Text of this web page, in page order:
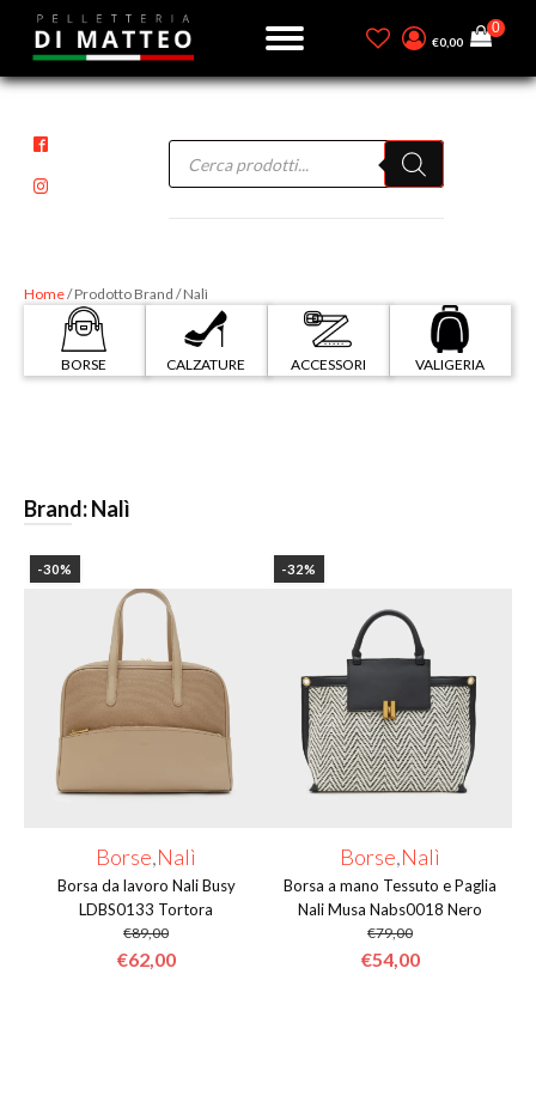
€0,00
Products
search
Home/ Prodotto Brand / Nalì
BORSE CALZATURE ACCESSORI VALIGERIA
Brand:Nalì
-30%
Borse,Nalì
Borsa da lavoro Nali Busy
LDBS0133 Tortora
€89,00
Il
€62,00Il
-32%
Borse,Nalì
Borsa a mano Tessuto e Paglia
Nali Musa Nabs0018 Nero
€79,00
Il
€54,00Il